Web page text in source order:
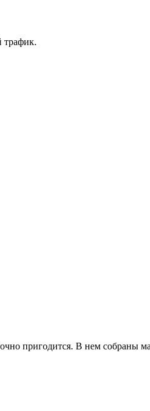
трафик.
пригодится. В нем собраны